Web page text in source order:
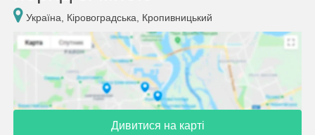
Україна, Кіровоградська, Кропивницький
Дивитися на карті